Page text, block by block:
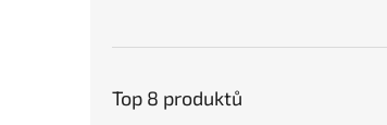
Top 8 produktů